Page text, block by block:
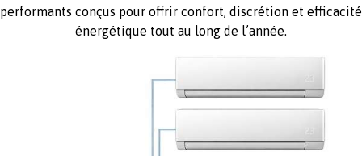
performants conçus pour offrir confort, discrétion et efficacité
énergétique tout au long de l’année.